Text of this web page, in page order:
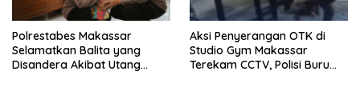
Polrestabes Makassar
Selamatkan Balita yang
Disandera Akibat Utang
Aksi Penyerangan OTK di
Studio Gym Makassar
Terekam CCTV, Polisi Buru